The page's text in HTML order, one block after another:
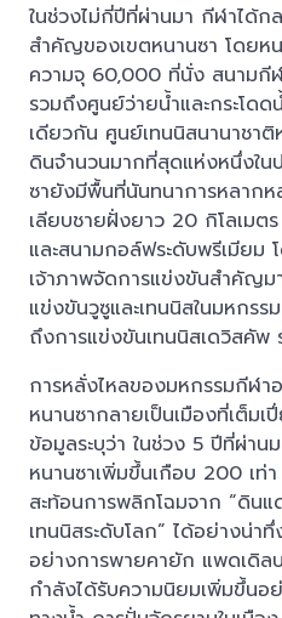
ในช่วงไม่กี่ปีที่ผ่านมา กีฬาได้
สำคัญของเขตหนานซา โดยห
ความจุ 60,000 ที่นั่ง สนามกี
รวมถึงศูนย์ว่ายน้ำและกระโ
เดียวกัน ศูนย์เทนนิสนานาชา
ดินจำนวนมากที่สุดแห่งหนึ่งใน
ซายังมีพื้นที่นันทนาการหลาก
เลียบชายฝั่งยาว 20 กิโลเมต
และสนามกอล์ฟระดับพรีเมียม
เจ้าภาพจัดการแข่งขันสำคัญ
แข่งขันวูซูและเทนนิสในมหกร
ถึงการแข่งขันเทนนิสเดวิสคัพ
การหลั่งไหลของมหกรรมกีฬา
หนานซากลายเป็นเมืองที่เต็ม
ข้อมูลระบุว่า ในช่วง 5 ปีที่ผ่าน
หนานซาเพิ่มขึ้นเกือบ 200 เท่
สะท้อนการพลิกโฉมจาก “ดิน
เทนนิสระดับโลก” ได้อย่างน่
อย่างการพายคายัก แพดเดิล
กำลังได้รับความนิยมเพิ่มขึ้นอ